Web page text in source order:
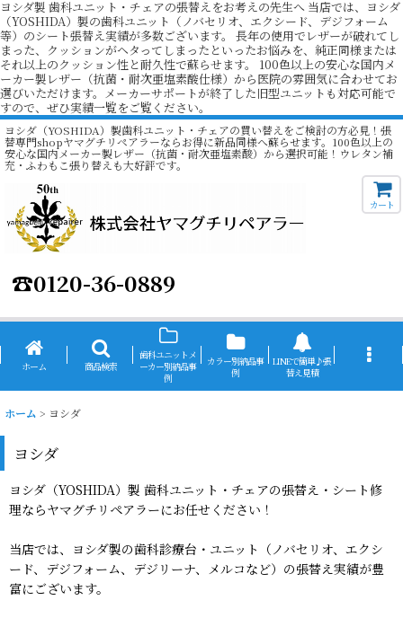
ヨシダ製 歯科ユニット・チェアの張替えをお考えの先生へ 当店では、ヨシダ
（YOSHIDA）製の歯科ユニット（ノバセリオ、エクシード、デジフォーム
等）のシート張替え実績が多数ございます。 長年の使用でレザーが破れてし
まった、クッションがヘタってしまったといったお悩みを、純正同様または
それ以上のクッション性と耐久性で蘇らせます。 100色以上の安心な国内メ
ーカー製レザー（抗菌・耐次亜塩素酸仕様）から医院の雰囲気に合わせてお
選びいただけます。メーカーサポートが終了した旧型ユニットも対応可能で
すので、ぜひ実績一覧をご覧ください。
ヨシダ（YOSHIDA）製歯科ユニット・チェアの買い替えをご検討の方必見！張
替専門shopヤマグチリペアラーならお得に新品同様へ蘇らせます。100色以上の
安心な国内メーカー製レザー（抗菌・耐次亜塩素酸）から選択可能！ウレタン補
充・ふわもこ張り替えも大好評です。
☎0120-36-0889
カート
ホーム 商品検索
歯科ユニットメ
ーカー別納品事
例
カラー別納品事
例
LINEで簡単♪張
替え見積
ホーム > ヨシダ
ヨシダ
ヨシダ（YOSHIDA）製 歯科ユニット・チェアの張替え・シート修
理ならヤマグチリペアラーにお任せください！
当店では、ヨシダ製の歯科診療台・ユニット（ノバセリオ、エクシ
ード、デジフォーム、デジリーナ、メルコなど）の張替え実績が豊
富にございます。